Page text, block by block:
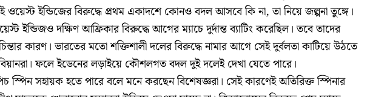
ওয়েস্ট ইন্ডিজের বিরুদ্ধে প্রথম একাদশে কোনও বদল আসবে কি না, তা নিয়ে জল্পনা তুঙ্গে।
ইন্ডিজও দক্ষিণ আফ্রিকার বিরুদ্ধে আগের ম্যাচে দুর্দান্ত ব্যাটিং করেছিল। তবে তাদের
কারণ। ভারতের মতো শক্তিশালী দলের বিরুদ্ধে নামার আগে সেই দুর্বলতা কাটিয়ে উঠতে
ফলে ইডেনের লড়াইয়ে কৌশলগত বদল দুই দলেই দেখা যেতে পারে।
স্পিন সহায়ক হতে পারে বলে মনে করছেন বিশেষজ্ঞরা। সেই কারণেই অতিরিক্ত স্পিনার